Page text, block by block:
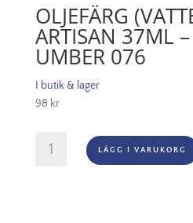
OLJEFÄRG
ARTISAN 37ML
UMBER 076
I butik & lager
98 kr
(vattenlöslig)
LÄGG I VARUKORG